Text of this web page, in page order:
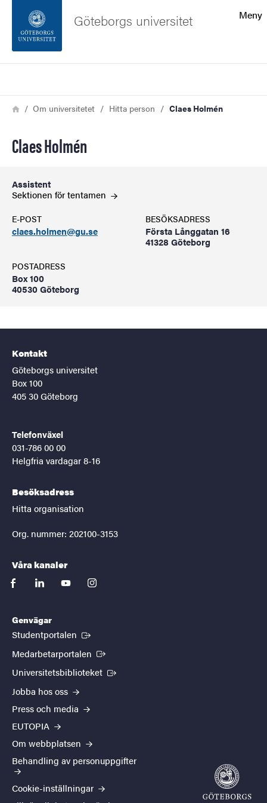
Sidfoten
Meny
Göteborgs universitet
Länkstig
HemOm universitetet Hitta person Claes Holmén
Claes Holmén
Assistent
Sektionen förtentamen
E-POST
claes.holmen@gu.se
BESÖKSADRESS
Första Långgatan 16
41328 Göteborg
POSTADRESS
Box 100
40530 Göteborg
Kontakt
Göteborgs universitet
Box 100
405 30 Göteborg
Telefonväxel
031-786 00 00
Helgfria vardagar 8-16
Besöksadress
Hitta organisation
Org. nummer: 202100-3153
Våra kanaler
facebooklinkedinyoutubeinstagram
Genvägar
Studentportalen (Extern länk)
Medarbetarportalen (Extern länk)
Universitetsbiblioteket (Extern länk)
Jobba hos oss
Press och media
EUTOPIA
Om webbplatsen
Behandling av personuppgifter
Cookie-inställningar